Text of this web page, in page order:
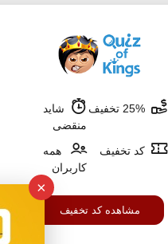
شاید
منقضی
کد تخفیف
همه
کاربران
مشاهده کد تخفیف
×